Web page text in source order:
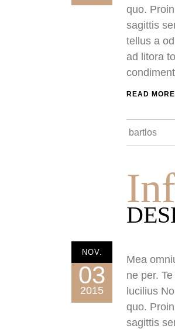
quo.
sagittis
tellus a
ad litora
READ MORE
bartlos
NOV.
03
2015
Mea
ne per.
lucilius
quo.
sagittis